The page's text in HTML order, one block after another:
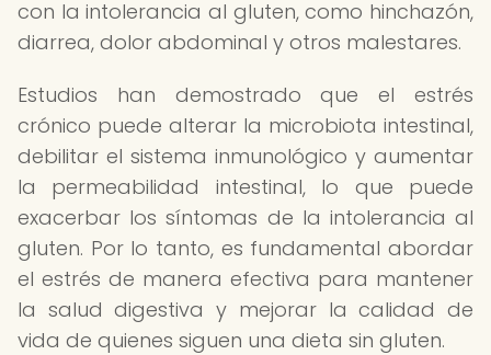
con la intolerancia al gluten, como hinchazón,
diarrea, dolor abdominal y otros malestares.
Estudios han demostrado que el estrés
crónico puede alterar la microbiota intestinal,
debilitar el sistema inmunológico y aumentar
la permeabilidad intestinal, lo que puede
exacerbar los síntomas de la intolerancia al
gluten. Por lo tanto, es fundamental abordar
el estrés de manera efectiva para mantener
la salud digestiva y mejorar la calidad de
vida de quienes siguen una dieta sin gluten.